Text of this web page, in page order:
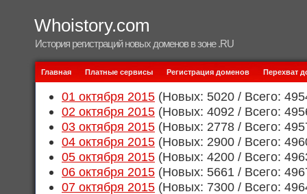
Whoistory.com
История регистраций новых доменов в зоне .RU
Главная Платные сервисы Регистрация доменов Перехват
01 октября 2015 (Новых: 5020 / Всего:
02 октября 2015 (Новых: 4092 / Всего:
03 октября 2015 (Новых: 2778 / Всего:
04 октября 2015 (Новых: 2900 / Всего:
05 октября 2015 (Новых: 4200 / Всего:
06 октября 2015 (Новых: 5661 / Всего:
07 октября 2015 (Новых: 7300 / Всего: